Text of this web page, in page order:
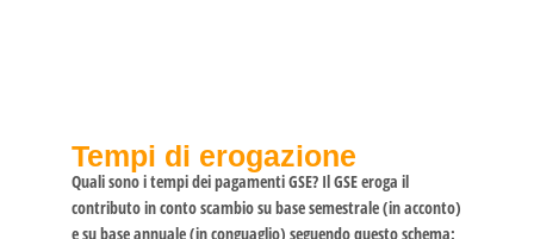
Tempi di erogazione
Quali sono i tempi dei pagamenti GSE? Il GSE eroga il
contributo in conto scambio su base semestrale (in acconto)
e su base annuale (in conguaglio) seguendo questo schema: